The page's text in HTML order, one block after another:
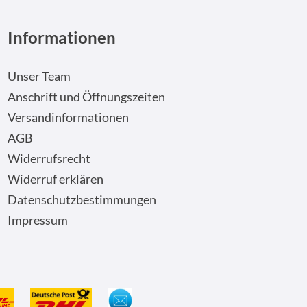
Informationen
Unser Team
Anschrift und Öffnungszeiten
Versandinformationen
AGB
Widerrufsrecht
Widerruf erklären
Datenschutzbestimmungen
Impressum